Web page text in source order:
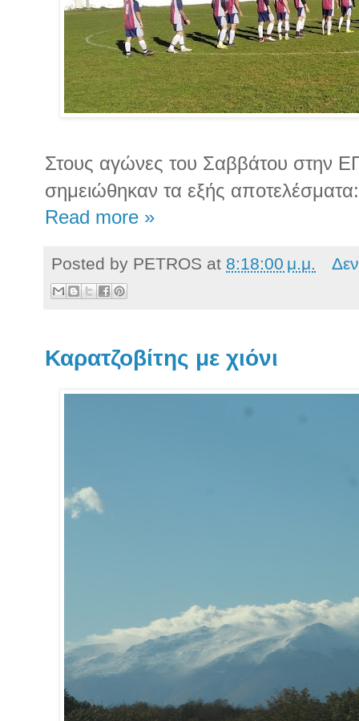
Στους αγώνες του Σαββάτου στην
σημειώθηκαν τα εξής αποτελέσματα:
Read more »
Posted by PETROS at 8:18:00 μ.μ.
Καρατζοβίτης με χιόνι